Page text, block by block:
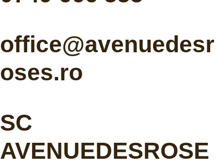
office@avenuedesr
oses.ro
SC
AVENUEDESROSE